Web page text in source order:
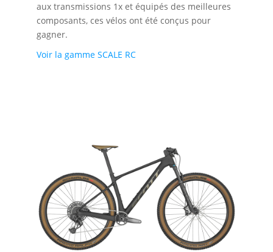
aux transmissions 1x et équipés des meilleures
composants, ces vélos ont été conçus pour
gagner.
Voir la gamme SCALE RC